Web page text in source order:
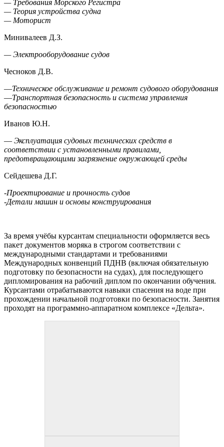
— Требования Морского Регистра
— Теория устройства судна
— Моторист
Минивалеев Д.З.
— Электрооборудование судов
Чесноков Д.В.
—Техническое обслуживание и ремонт судового оборудования
—Транспортная безопасность и система управления
безопасностью
Иванов Ю.Н.
— Эксплуатация судовых технических средств в
соответствии с установленными правилами,
предотвращающими загрязнение окружающей среды
Сейдешева Д.Г.
-Проектирование и прочность судов
-Детали машин и основы конструирования
За время учёбы курсантам специальности оформляется весь
пакет документов моряка в строгом соответствии с
международными стандартами и требованиями
Международных конвенций ПДНВ (включая обязательную
подготовку по безопасности на судах), для последующего
дипломирования на рабочий диплом по окончании обучения.
Курсантами отрабатываются навыки спасения на воде при
прохождении начальной подготовки по безопасности. Занятия
проходят на программно-аппаратном комплексе «Дельта».